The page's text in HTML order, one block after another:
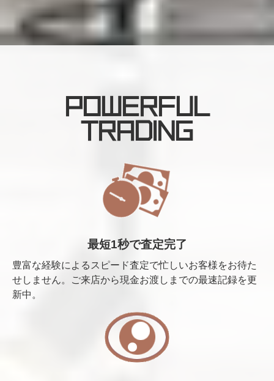
POWERFUL
TRADING
最短1秒で査定完了
豊富な経験によるスピード査定で忙しいお客様をお待た
せしません。ご来店から現金お渡しまでの最速記録を更
新中。